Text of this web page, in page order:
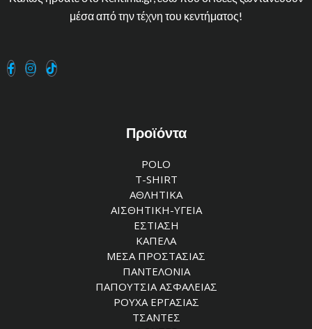
μέσα από την τέχνη του κεντήματος!
Προϊόντα
POLO
T-SHIRT
ΑΘΛΗΤΙΚΑ
ΑΙΣΘΗΤΙΚΗ-ΥΓΕΙΑ
ΕΣΤΙΑΣΗ
ΚΑΠΕΛΑ
ΜΕΣΑ ΠΡΟΣΤΑΣΙΑΣ
ΠΑΝΤΕΛΟΝΙΑ
ΠΑΠΟΥΤΣΙΑ ΑΣΦΑΛΕΙΑΣ
ΡΟΥΧΑ ΕΡΓΑΣΙΑΣ
ΤΣΑΝΤΕΣ